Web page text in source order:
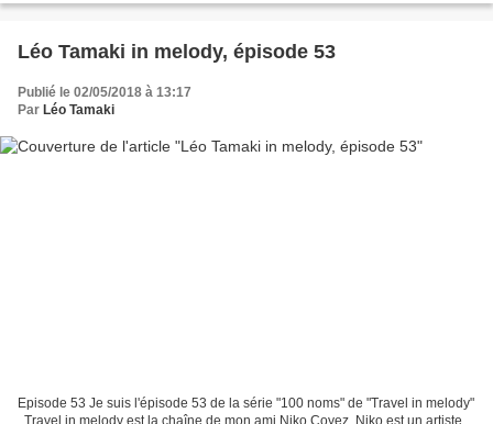
Léo Tamaki in melody, épisode 53
Publié le 02/05/2018 à 13:17
Par Léo Tamaki
Episode 53 Je suis l'épisode 53 de la série "100 noms" de "Travel in melody"
. Travel in melody est la chaîne de mon ami Niko Coyez. Niko est un artiste.